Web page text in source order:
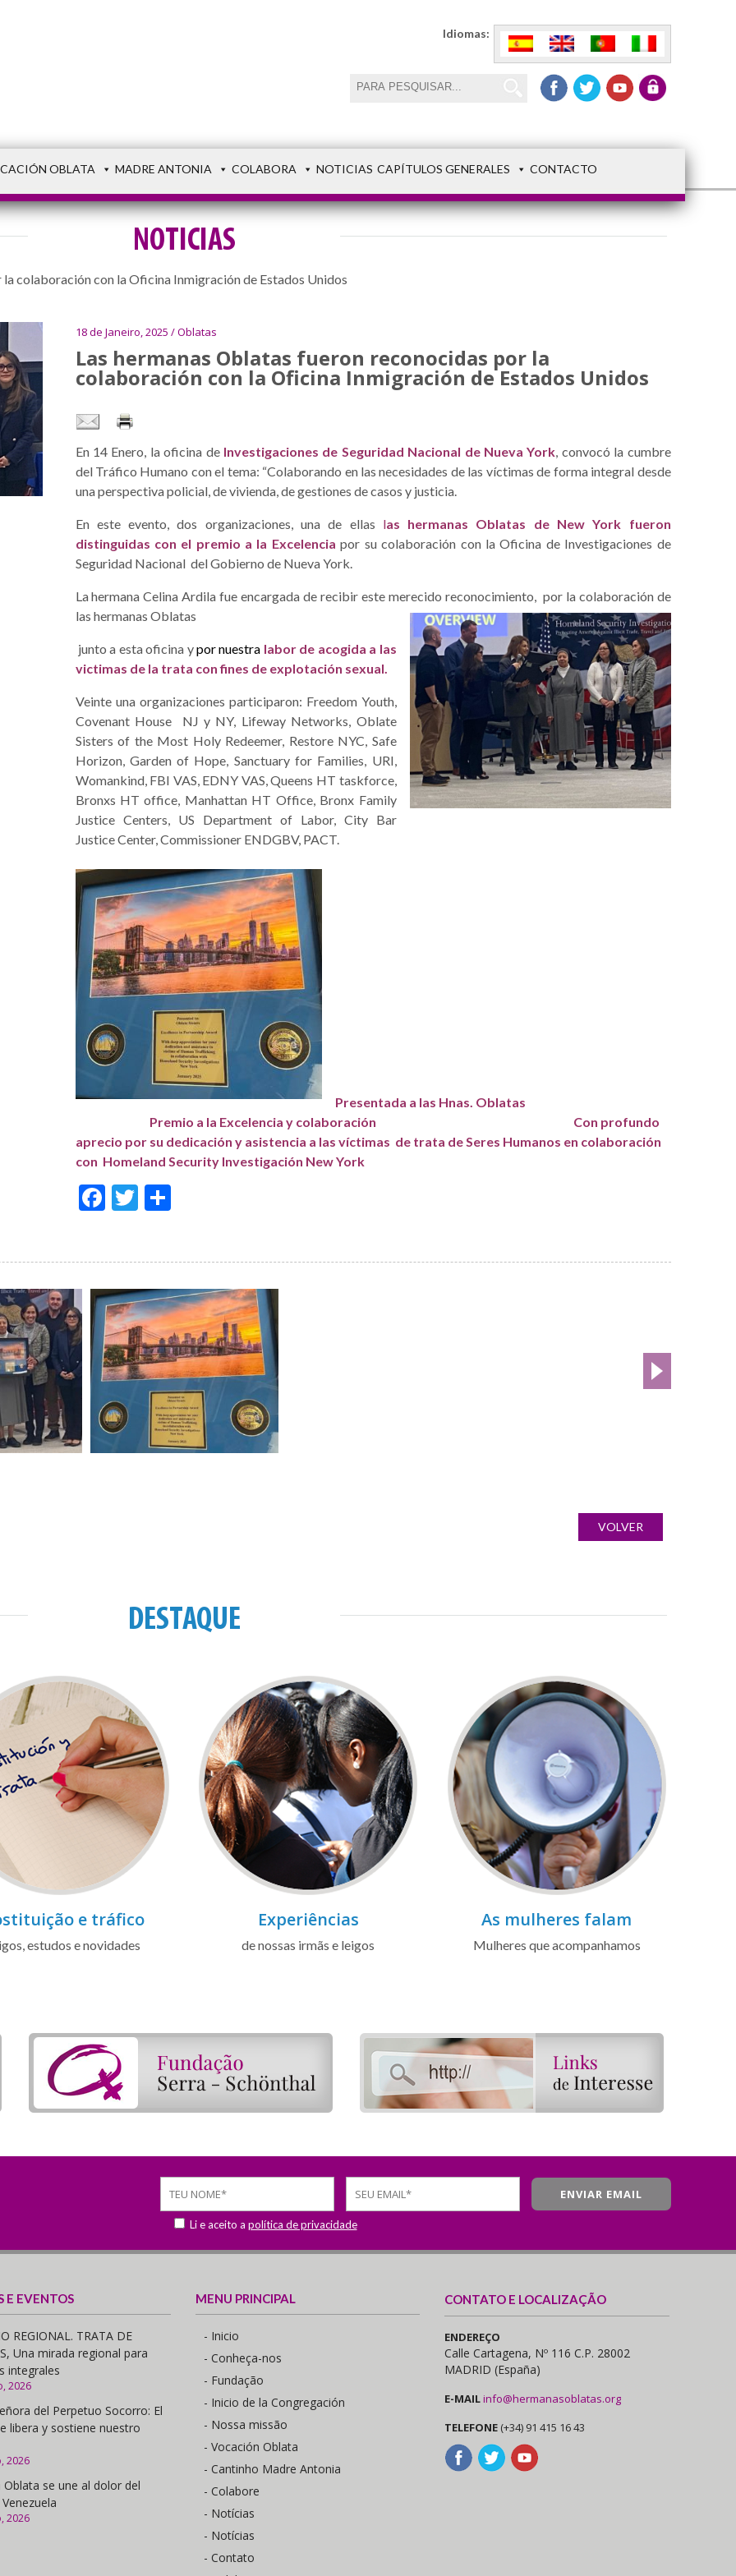
Idiomas:
OBLATA MADRE ANTONIA COLABORA NOTICIAS CAPÍTULOS GENERALES CONTACTO
NOTICIAS
colaboración con la Oficina Inmigración de Estados Unidos
18 de Janeiro, 2025 / Oblatas
Las hermanas Oblatas fueron reconocidas por la
colaboración con la Oficina Inmigración de Estados Unidos
En 14 Enero, la oficina de Investigaciones de Seguridad Nacional de Nueva York, convocó la cumbre
del Tráfico Humano con el tema: “Colaborando en las necesidades de las víctimas de forma integral desde
una perspectiva policial, de vivienda, de gestiones de casos y justicia.
En este evento, dos organizaciones, una de ellas las hermanas Oblatas de New York fueron
distinguidas con el premio a la Excelencia por su colaboración con la Oficina de Investigaciones de
Seguridad Nacional del Gobierno de Nueva York.
La hermana Celina Ardila fue encargada de recibir este merecido reconocimiento, por la colaboración de
las hermanas Oblatas
junto a esta oficina ypor nuestra labor de acogida a las
victimas de la trata con fines de explotación sexual.
Veinte una organizaciones participaron: Freedom Youth,
Covenant House NJ y NY, Lifeway Networks, Oblate
Sisters of the Most Holy Redeemer, Restore NYC, Safe
Horizon, Garden of Hope, Sanctuary for Families, URI,
Womankind, FBI VAS, EDNY VAS, Queens HT taskforce,
Bronxs HT office, Manhattan HT Office, Bronx Family
Justice Centers, US Department of Labor, City Bar
Justice Center, Commissioner ENDGBV, PACT.
Presentada a las Hnas. Oblatas
Premio a la Excelencia y colaboración Con profundo
aprecio por su dedicación y asistencia a las víctimas de trata de Seres Humanos en colaboración
con Homeland Security Investigación New York
Facebook
Twitter
Share
VOLVER
DESTAQUE
e tráfico
estudos e novidades
Experiências
de nossas irmãs e leigos
As mulheres falam
Mulheres que acompanhamos
Li e aceito a política de privacidade
E EVENTOS
REGIONAL. TRATA DE
Una mirada regional para
integrales
2026
del Perpetuo Socorro: El
libera y sostiene nuestro
2026
Oblata se une al dolor del
2026
MENU PRINCIPAL
- Inicio
- Conheça-nos
- Fundação
- Inicio de la Congregación
- Nossa missão
- Vocación Oblata
- Cantinho Madre Antonia
- Colabore
- Notícias
- Notícias
- Contato
CONTATO E LOCALIZAÇÃO
ENDEREÇO
Calle Cartagena, Nº 116 C.P. 28002
MADRID (España)
E-MAILinfo@hermanasoblatas.org
TELEFONE (+34) 91 415 16 43